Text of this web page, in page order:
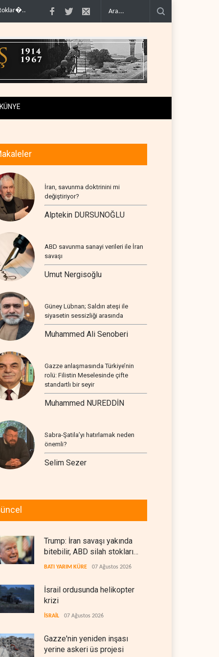
İsrail ordusunda helikopter krizi.. UNICEF: Gazze'de ateşkesten bu
KÜNYE
İran, savunma doktrinini mi
değiştiriyor?
Alptekin DURSUNOĞLU
ABD savunma sanayi verileri ile İran
savaşı
Umut Nergisoğlu
Güney Lübnan; Saldırı ateşi ile
siyasetin sessizliği arasında
Muhammed Ali Senoberi
Gazze anlaşmasında Türkiye’nin
rolü: Filistin Meselesinde çifte
standartlı bir seyir
Muhammed NUREDDİN
Sabra-Şatila’yı hatırlamak neden
önemli?
Selim Sezer
Trump: İran savaşı yakında
bitebilir, ABD silah stokları
zorlanıyor
BATI YARIM KÜRE 07 Ağustos 2026
İsrail ordusunda helikopter
krizi
İSRAİL 07 Ağustos 2026
Gazze'nin yeniden inşası
yerine askeri üs projesi